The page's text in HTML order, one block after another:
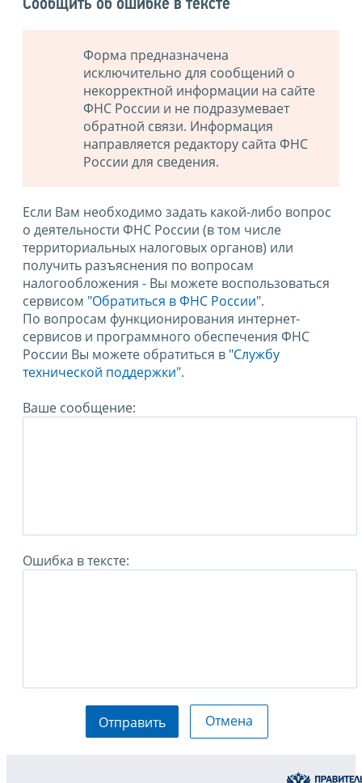
Сообщить об ошибке в тексте
Форма предназначена
исключительно для сообщений о
некорректной информации на сайте
ФНС России и не подразумевает
обратной связи. Информация
направляется редактору сайта ФНС
России для сведения.
Если Вам необходимо задать какой-либо вопрос
о деятельности ФНС России (в том числе
территориальных налоговых органов) или
получить разъяснения по вопросам
налогообложения - Вы можете воспользоваться
сервисом "Обратиться в ФНС России".
По вопросам функционирования интернет-
сервисов и программного обеспечения ФНС
России Вы можете обратиться в "Службу
технической поддержки".
Ваше сообщение:
Ошибка в тексте:
Отправить Отмена